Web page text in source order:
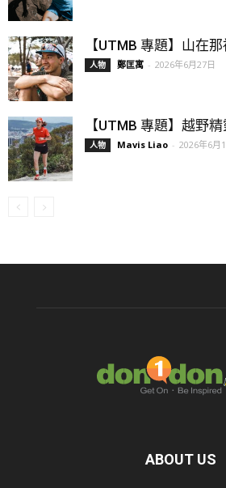
【UTMB 專題】山在
人物 鄭匡寓 - 2026年6月27日
【UTMB 專題】越野精
人物 Mavis Liao - 2026年6月
ABOUT US